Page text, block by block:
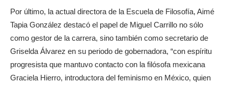
Por último, la actual directora de la Escuela de Filosofía, Aimé
Tapia González destacó el papel de Miguel Carrillo no sólo
como gestor de la carrera, sino también como secretario de
Griselda Álvarez en su periodo de gobernadora, “con espíritu
progresista que mantuvo contacto con la filósofa mexicana
Graciela Hierro, introductora del feminismo en México, quien